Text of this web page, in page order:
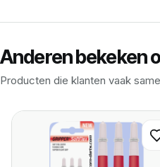
Anderen bekeken
Producten die klanten vaak